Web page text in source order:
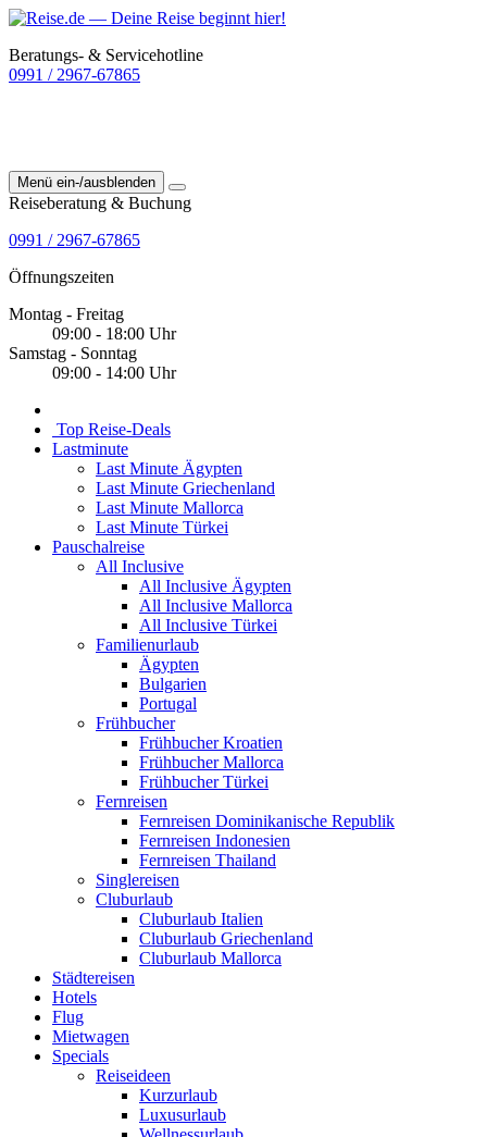
Beratungs- & Servicehotline
0991 / 2967-67865
Menü ein-/ausblenden
Reiseberatung & Buchung
0991 / 2967-67865
Öffnungszeiten
Montag - Freitag
09:00 - 18:00 Uhr
Samstag - Sonntag
09:00 - 14:00 Uhr
Top Reise-Deals
Lastminute
Last Minute Ägypten
Last Minute Griechenland
Last Minute Mallorca
Last Minute Türkei
Pauschalreise
All Inclusive
All Inclusive Ägypten
All Inclusive Mallorca
All Inclusive Türkei
Familienurlaub
Ägypten
Bulgarien
Portugal
Frühbucher
Frühbucher Kroatien
Frühbucher Mallorca
Frühbucher Türkei
Fernreisen
Fernreisen Dominikanische Republik
Fernreisen Indonesien
Fernreisen Thailand
Singlereisen
Cluburlaub
Cluburlaub Italien
Cluburlaub Griechenland
Cluburlaub Mallorca
Städtereisen
Hotels
Flug
Mietwagen
Specials
Reiseideen
Kurzurlaub
Luxusurlaub